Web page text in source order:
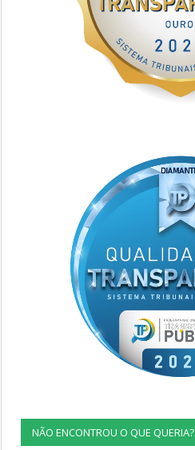
NÃO ENCONTROU O QUE QUERIA?